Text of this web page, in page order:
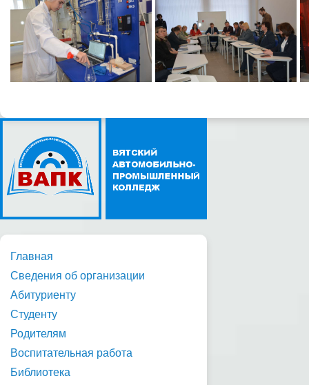
Главная
Сведения об организации
Абитуриенту
Студенту
Родителям
Воспитательная работа
Библиотека